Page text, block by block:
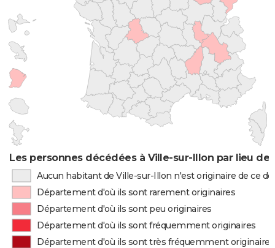
Les personnes décédées à Ville-sur-Illon par lieu de
Aucun habitant de Ville-sur-Illon n'est originaire de ce
Département d'où ils sont rarement originaires
Département d'où ils sont peu originaires
Département d'où ils sont fréquemment originaires
Département d'où ils sont très fréquemment originaires